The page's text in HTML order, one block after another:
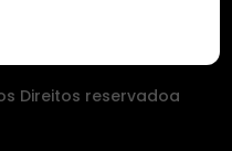
os Direitos reservadoa